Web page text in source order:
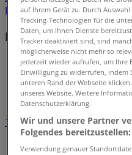
BürobedarfBanken &
Filiale in der Nähe
Tiendeo in Winterthur
Einzelhändlerindex
1 345
7
auf Ihrem Gerät zu. Durch
Tracking-Technologien für die
Daten, um Ihnen Dienste
Tracker deaktiviert sind, sind
möglicherweise nicht mehr so
jederzeit wieder aufrufen, um Ihre
Einwilligung zu widerrufen, indem
unteren Rand der Webseite
unseres Website. Weitere
Datenschutzerklärung.
Wir und unsere Partner
Folgendes bereitzustellen:
Verwendung genauer